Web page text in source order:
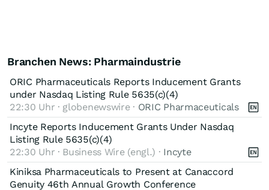
Branchen News: Pharmaindustrie
ORIC Pharmaceuticals Reports Inducement Grants
under Nasdaq Listing Rule 5635(c)(4)
22:30 Uhr · globenewswire · ORIC Pharmaceuticals
Incyte Reports Inducement Grants Under Nasdaq
Listing Rule 5635(c)(4)
22:30 Uhr · Business Wire (engl.) · Incyte
Kiniksa Pharmaceuticals to Present at Canaccord
Genuity 46th Annual Growth Conference